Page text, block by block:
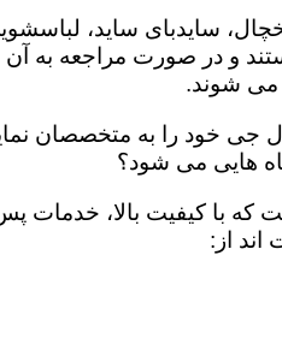
سایدبای ساید،
در صورت مراجعه به آن
می شوند.
جی خود را به متخصصان
هایی می شود؟
که با کیفیت بالا، خدمات
اند از: